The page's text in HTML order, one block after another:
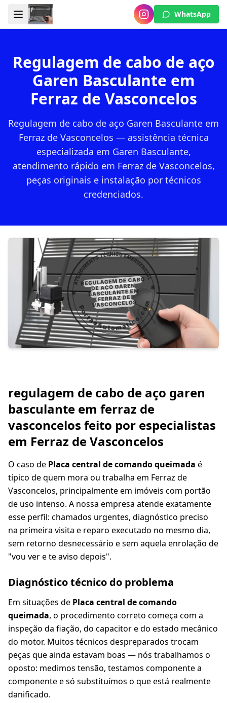
WhatsApp
Regulagem de cabo de aço
Garen Basculante em
Ferraz de Vasconcelos
Regulagem de cabo de aço Garen Basculante em
Ferraz de Vasconcelos — assistência técnica
especializada em Garen Basculante,
atendimento rápido em Ferraz de Vasconcelos,
peças originais e instalação por técnicos
credenciados.
regulagem de cabo de aço garen
basculante em ferraz de
vasconcelos feito por especialistas
em Ferraz de Vasconcelos
O caso de Placa central de comando queimada é
típico de quem mora ou trabalha em Ferraz de
Vasconcelos, principalmente em imóveis com portão
de uso intenso. A nossa empresa atende exatamente
esse perfil: chamados urgentes, diagnóstico preciso
na primeira visita e reparo executado no mesmo dia,
sem retorno desnecessário e sem aquela enrolação de
"vou ver e te aviso depois".
Diagnóstico técnico do problema
Em situações de Placa central de comando
queimada, o procedimento correto começa com a
inspeção da fiação, do capacitor e do estado mecânico
do motor. Muitos técnicos despreparados trocam
peças que ainda estavam boas — nós trabalhamos o
oposto: medimos tensão, testamos componente a
componente e só substituímos o que está realmente
danificado.